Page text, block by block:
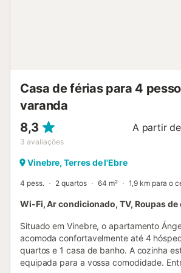
directrizes para ajudar os hóspedes a
corretamente os resíduos. São forne...
Casa de férias para 4
varanda
8,3
3 avaliações
A partir de
Vinebre, Terres de l'Ebre
4 pess. 2 quartos 64 m² 1,9 km para o
Wi-Fi, Ar condicionado, TV, Roupas de
Situado em Vinebre, o apartamento
acomoda confortavelmente até 4
quartos e 1 casa de banho. A cozinha
equipada para a vossa comodidade.